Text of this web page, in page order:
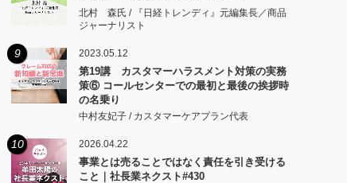
北村 森氏 / 『日経トレンディ』元編集長／商品
ジャーナリスト
9 2023.05.12
第19講 カスタマーハラスメント対策の実務
策⑥ コールセンターでの最初と最後の挨拶時
の名乗り
中村友妃子 / カスタマーケアプラン代表
10 2026.04.22
事業とは売ることではなく責任を引き受ける
こと｜社長業ネクスト#430